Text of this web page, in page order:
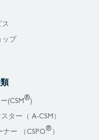
ス
ップ
(CSM®)
ター（ A-CSM）
ー （CSPO® ）